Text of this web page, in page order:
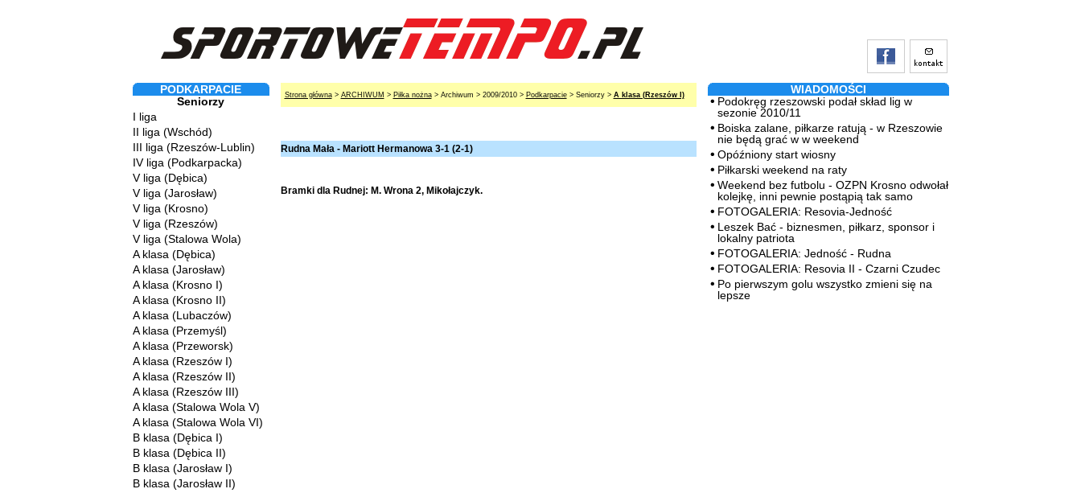
PODKARPACIE
Seniorzy
I liga
II liga (Wschód)
III liga (Rzeszów-Lublin)
IV liga (Podkarpacka)
V liga (Dębica)
V liga (Jarosław)
V liga (Krosno)
V liga (Rzeszów)
V liga (Stalowa Wola)
A klasa (Dębica)
A klasa (Jarosław)
A klasa (Krosno I)
A klasa (Krosno II)
A klasa (Lubaczów)
A klasa (Przemyśl)
A klasa (Przeworsk)
A klasa (Rzeszów I)
A klasa (Rzeszów II)
A klasa (Rzeszów III)
A klasa (Stalowa Wola V)
A klasa (Stalowa Wola VI)
B klasa (Dębica I)
B klasa (Dębica II)
B klasa (Jarosław I)
B klasa (Jarosław II)
Strona główna> ARCHIWUM > Piłka nożna> Archiwum > 2009/2010 > Podkarpacie> Seniorzy > A klasa (Rzeszów I)
Rudna Mała - Mariott Hermanowa 3-1 (2-1)
Bramki dla Rudnej: M. Wrona 2, Mikołajczyk.
WIADOMOŚCI
Podokręg rzeszowski podał skład lig w
sezonie 2010/11
Boiska zalane, piłkarze ratują - w Rzeszowie
nie będą grać w w weekend
Opóźniony start wiosny
Piłkarski weekend na raty
Weekend bez futbolu - OZPN Krosno odwołał
kolejkę, inni pewnie postąpią tak samo
FOTOGALERIA: Resovia-Jedność
Leszek Bać - biznesmen, piłkarz, sponsor i
lokalny patriota
FOTOGALERIA: Jedność - Rudna
FOTOGALERIA: Resovia II - Czarni Czudec
Po pierwszym golu wszystko zmieni się na
lepsze